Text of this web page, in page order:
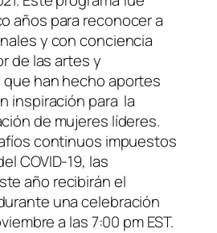
años para reconocer a
y con conciencia
de las artes y
han hecho aportes
inspiración para la
de mujeres líderes.
continuos impuestos
COVID-19, las
año recibirán el
una celebración
a las 7:00 pm EST.